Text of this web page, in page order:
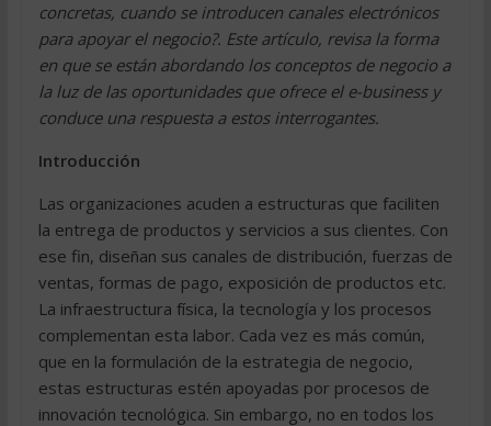
concretas, cuando se introducen canales electrónicos
para apoyar el negocio?. Este artículo, revisa la forma
en que se están abordando los conceptos de negocio a
la luz de las oportunidades que ofrece el e-business y
conduce una respuesta a estos interrogantes.
Introducción
Las organizaciones acuden a estructuras que faciliten
la entrega de productos y servicios a sus clientes. Con
ese fin, diseñan sus canales de distribución, fuerzas de
ventas, formas de pago, exposición de productos etc.
La infraestructura física, la tecnología y los procesos
complementan esta labor. Cada vez es más común,
que en la formulación de la estrategia de negocio,
estas estructuras estén apoyadas por procesos de
innovación tecnológica. Sin embargo, no en todos los